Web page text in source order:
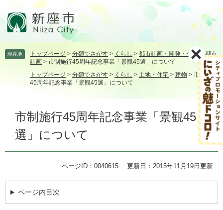
頭飛 現在地 トップページ > 分類でさがす > くらし > 都市計画・開発・交通 >都市
計画 > 市制施行45周年記念事業「景観45選」について
トップページ > 分類でさがす > くらし > 土地・住宅 > 建物 > 市制施行
45周年記念事業「景観45選」について
市制施行45周年記念事業「景観45
選」について
ページID：0040615 更新日：2015年11月19日更新
ページ内目次